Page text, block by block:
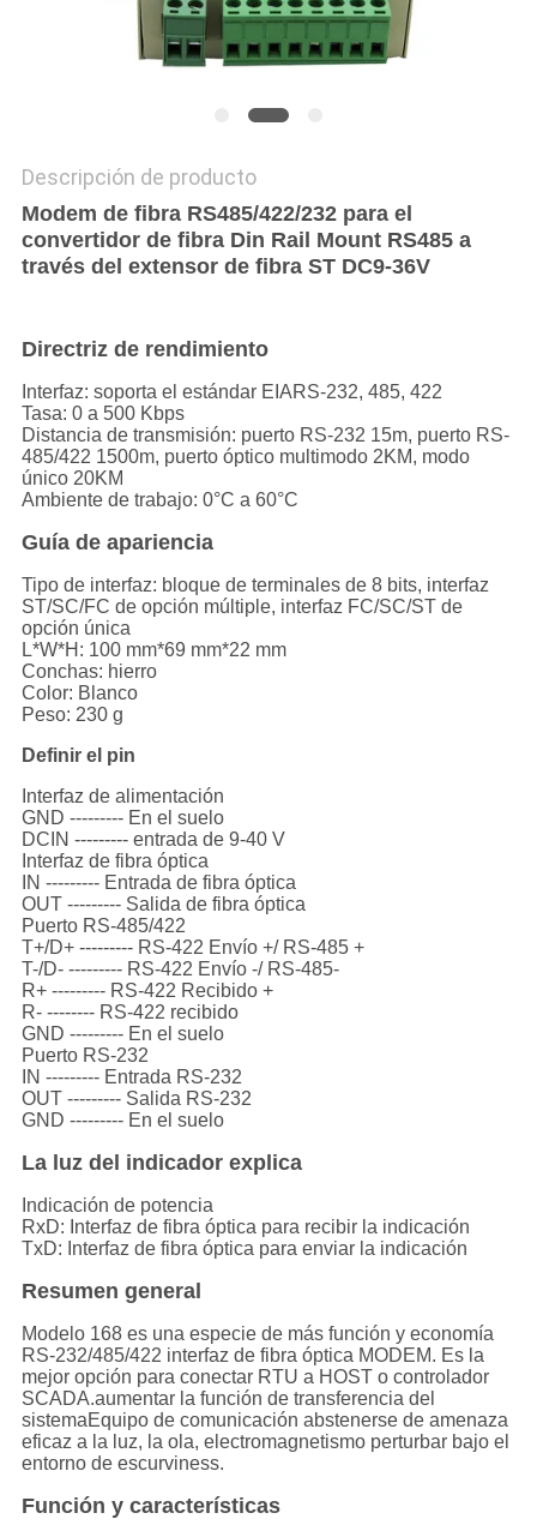
PRIVACIDAD
Descripción de producto
Modem de fibra RS485/422/232 para el
convertidor de fibra Din Rail Mount RS485 a
través del extensor de fibra ST DC9-36V
Directriz de rendimiento
Interfaz: soporta el estándar EIARS-232, 485, 422
Tasa: 0 a 500 Kbps
Distancia de transmisión: puerto RS-232 15m, puerto RS-
485/422 1500m, puerto óptico multimodo 2KM, modo
único 20KM
Ambiente de trabajo: 0°C a 60°C
Guía de apariencia
Tipo de interfaz: bloque de terminales de 8 bits, interfaz
ST/SC/FC de opción múltiple, interfaz FC/SC/ST de
opción única
L*W*H: 100 mm*69 mm*22 mm
Conchas: hierro
Color: Blanco
Peso: 230 g
Definir el pin
Interfaz de alimentación
GND --------- En el suelo
DCIN --------- entrada de 9-40 V
Interfaz de fibra óptica
IN --------- Entrada de fibra óptica
OUT --------- Salida de fibra óptica
Puerto RS-485/422
T+/D+ --------- RS-422 Envío +/ RS-485 +
T-/D- --------- RS-422 Envío -/ RS-485-
R+ --------- RS-422 Recibido +
R- -------- RS-422 recibido
GND --------- En el suelo
Puerto RS-232
IN --------- Entrada RS-232
OUT --------- Salida RS-232
GND --------- En el suelo
La luz del indicador explica
Indicación de potencia
RxD: Interfaz de fibra óptica para recibir la indicación
TxD: Interfaz de fibra óptica para enviar la indicación
Resumen general
Modelo 168 es una especie de más función y economía
RS-232/485/422 interfaz de fibra óptica MODEM. Es la
mejor opción para conectar RTU a HOST o controlador
SCADA.aumentar la función de transferencia del
sistemaEquipo de comunicación abstenerse de amenaza
eficaz a la luz, la ola, electromagnetismo perturbar bajo el
entorno de escurviness.
Función y características